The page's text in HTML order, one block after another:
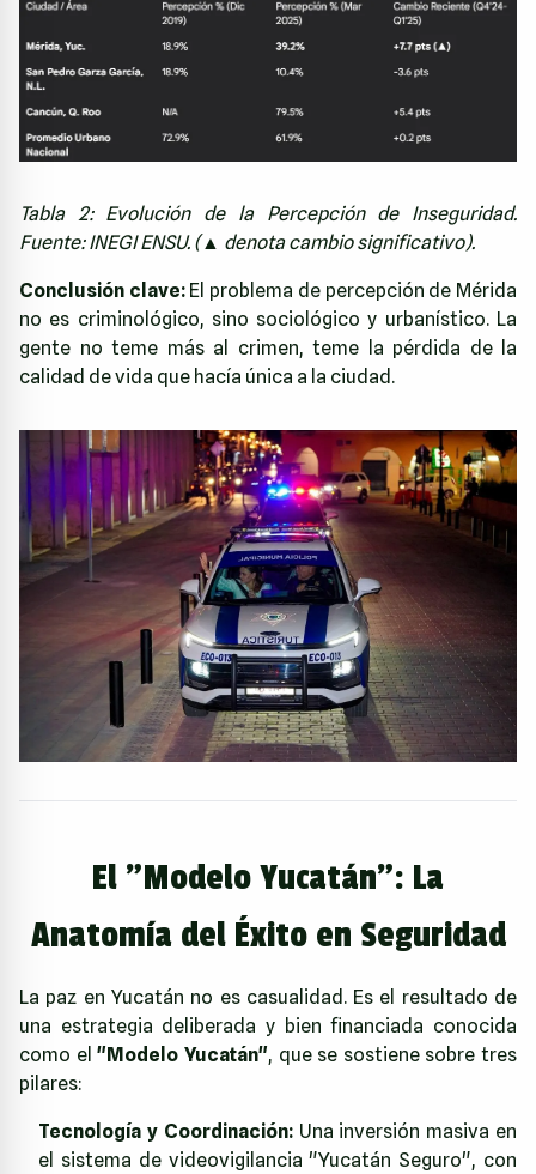
Tabla 2: Evolución de la Percepción de Inseguridad.
Fuente: INEGI ENSU. (▲ denota cambio significativo).
Conclusión clave:El problema de percepción de Mérida
no es criminológico, sino sociológico y urbanístico. La
gente no teme más al crimen, teme la pérdida de la
calidad de vida que hacía única a la ciudad.
El "Modelo Yucatán": La
Anatomía del Éxito en Seguridad
La paz en Yucatán no es casualidad. Es el resultado de
una estrategia deliberada y bien financiada conocida
como el"Modelo Yucatán", que se sostiene sobre tres
pilares:
Tecnología y Coordinación:Una inversión masiva en
el sistema de videovigilancia "Yucatán Seguro", con